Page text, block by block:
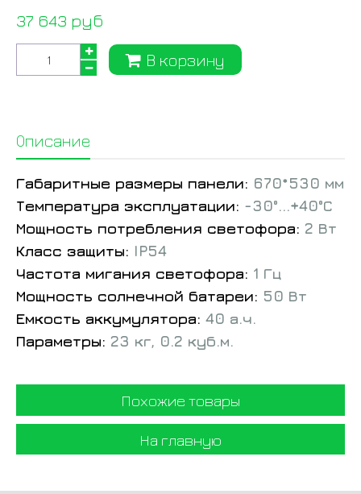
37 643 руб
В корзину
Описание
Габаритные размеры панели: 670*530 мм
Температура эксплуатации: -30°...+40°С
Мощность потребления светофора: 2 Вт
Класс защиты: IP54
Частота мигания светофора: 1 Гц
Мощность солнечной батареи: 50 Вт
Емкость аккумулятора: 40 а.ч.
Параметры: 23 кг, 0.2 куб.м.
Похожие товары
На главную